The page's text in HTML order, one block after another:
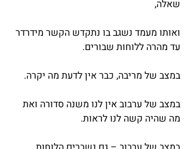
שאלה,
ואותו מעמד נשגב בו נתקדש הקשר מידרדר
עד מהרה ללוחות שבורים.
במצב של מריבה, כבר אין לדעת מה יקרה.
במצב של ערבוב אין לנו משנה סדורה ואת
מה שהיה קשה לנו לראות.